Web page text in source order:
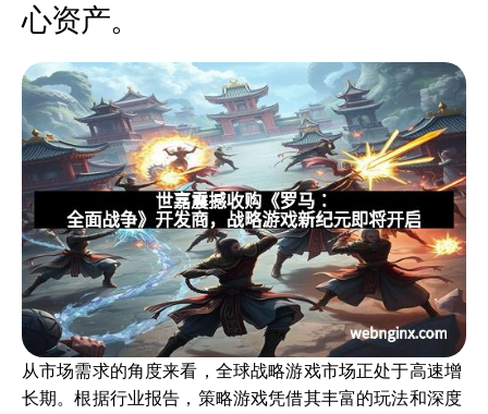
心资产。
从市场需求的角度来看，全球战略游戏市场正处于高速增
长期。根据行业报告，策略游戏凭借其丰富的玩法和深度